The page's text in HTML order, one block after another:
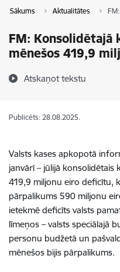
Sākums Aktualitātes
FM: Konsolidētajā
mēnešos 419,9
Atskaņot tekstu
Publicēts: 28.08.2025.
Valsts kases apkopotā
janvārī – jūlijā
419,9 miljonu eiro deficītu,
pārpalikums 590 miljonu
ietekmē deficīts valsts
līmeņos – valsts speciālajā
personu budžetā un
mēnešos bijis pārpalikums.